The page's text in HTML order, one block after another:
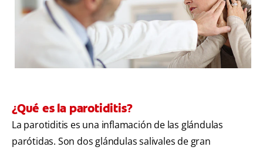
HN (ES)
SUSCRÍBASE
¿Qué es la parotiditis?
La parotiditis es una inflamación de las glándulas
parótidas. Son dos glándulas salivales de gran